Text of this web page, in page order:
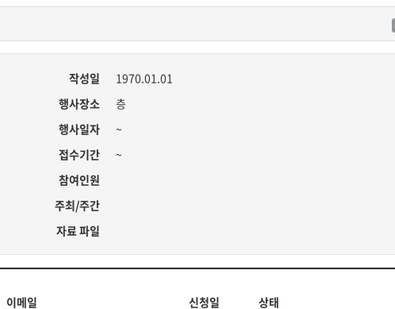
작성일
1970.01.01
행사장소
층
행사일자
~
접수기간
~
참여인원
주최/주간
자료 파일
이메일 신청일 상태